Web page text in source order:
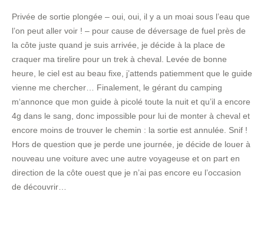
Privée de sortie plongée – oui, oui, il y a un moai sous l’eau que
l’on peut aller voir ! – pour cause de déversage de fuel près de
la côte juste quand je suis arrivée, je décide à la place de
craquer ma tirelire pour un trek à cheval. Levée de bonne
heure, le ciel est au beau fixe, j’attends patiemment que le guide
vienne me chercher… Finalement, le gérant du camping
m‘annonce que mon guide à picolé toute la nuit et qu’il a encore
4g dans le sang, donc impossible pour lui de monter à cheval et
encore moins de trouver le chemin : la sortie est annulée. Snif !
Hors de question que je perde une journée, je décide de louer à
nouveau une voiture avec une autre voyageuse et on part en
direction de la côte ouest que je n’ai pas encore eu l’occasion
de découvrir…